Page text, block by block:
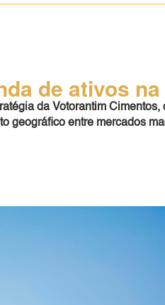
de ativos
da Votorantim Cimentos,
geográfico entre mercados